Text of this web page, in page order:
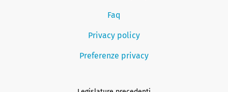
Faq
Privacy policy
Preferenze privacy